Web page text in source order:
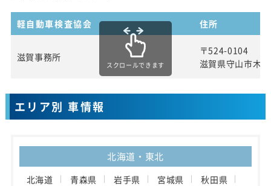
軽自動車検査協会 住所
滋賀事務所
〒524-0104
滋賀県守山市木
スクロールできます
エリア別 車情報
北海道・東北
北海道 青森県 岩手県 宮城県
秋田県